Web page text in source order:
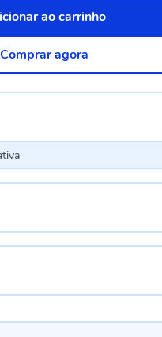
ao carrinho
Comprar agora